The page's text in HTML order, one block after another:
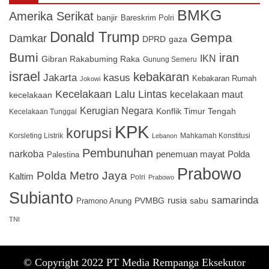
Amerika Serikat banjir Bareskrim Polri BMKG
Damkar Donald Trump DPRD gaza Gempa
Bumi Gibran Rakabuming Raka Gunung Semeru IKN iran
israel Jakarta Jokowi kasus kebakaran Kebakaran Rumah
kecelakaan Kecelakaan Lalu Lintas kecelakaan maut
Kecelakaan Tunggal Kerugian Negara Konflik Timur Tengah
Korsleting Listrik korupsi KPK Lebanon Mahkamah Konstitusi
narkoba Palestina Pembunuhan penemuan mayat Polda
Kaltim Polda Metro Jaya Polri Prabowo Prabowo
Subianto Pramono Anung PVMBG rusia sabu samarinda
TNI
© Copyright 2022 PT Media Rempanga Eksekutor